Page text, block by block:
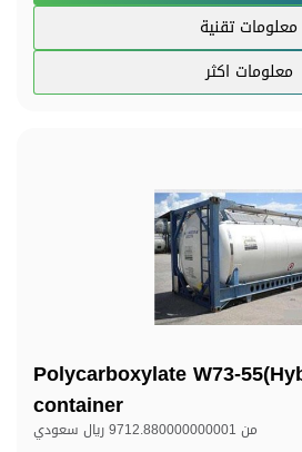
معلومات تقنية
معلومات اكثر
Polycarboxylate W73-
container
من 9712.880000000001 ريال سعودي